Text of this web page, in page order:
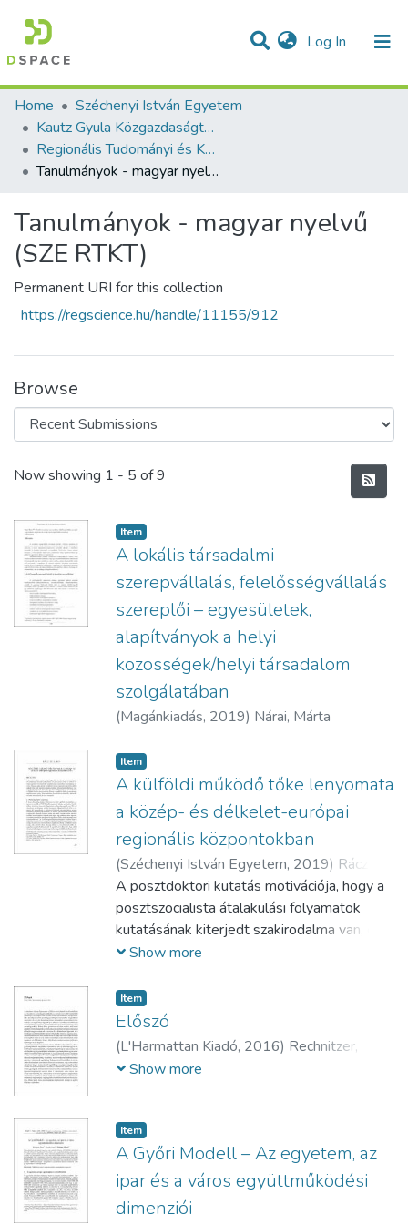
Log In (current)
Statistics
Communities & Collections
All of DSpace
Home
Széchenyi István Egyetem
Kautz Gyula Közgazdaságtudományi Kar
Regionális Tudományi és Közpolitikai Tanszék
Tanulmányok - magyar nyelvű (SZE RTKT)
Tanulmányok - magyar nyelvű
(SZE RTKT)
Permanent URI for this collection
https://regscience.hu/handle/11155/912
Browse
Recent Submissions
Now showing 1 - 5 of 9
Item
A lokális társadalmi
szerepvállalás, felelősségvállalás
szereplői – egyesületek,
alapítványok a helyi
közösségek/helyi társadalom
szolgálatában
(Magánkiadás, 2019) Nárai, Márta
Item
A külföldi működő tőke lenyomata
a közép- és délkelet-európai
regionális központokban
(Széchenyi István Egyetem, 2019) Rácz,
Szilárd
A posztdoktori kutatás motivációja, hogy a
posztszocialista átalakulási folyamatok
kutatásának kiterjedt szakirodalma van, de
az összes közép- és délkelet-európai
nemzetközi viszonylatban alacsony. A
kutatás célja a közép- és délkelet-európai
regionális központok külföldi működő tőke
által vezérelt átalakulási, fejlődési
Az elemzés földrajzi fókusza: Közép-Európa
és Délkelet-Európa posztszocialista
államai, a vizsgálódás léptéke a
nagyvárosok, régióközpontok szintje. Jelen
tanulmány a kutatás első szakaszáról, a
Show more
Item
Előszó
(L'Harmattan Kiadó, 2016) Rechnitzer,
János
Show more
Item
A Győri Modell – Az egyetem, az
ipar és a város együttműködési
dimenziói